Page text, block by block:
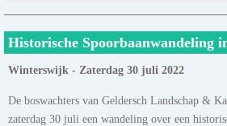
Historische Spoorbaanwandeling
Winterswijk - Zaterdag 30 juli 2022
De boswachters van Geldersch Landschap &
zaterdag 30 juli een wandeling over een